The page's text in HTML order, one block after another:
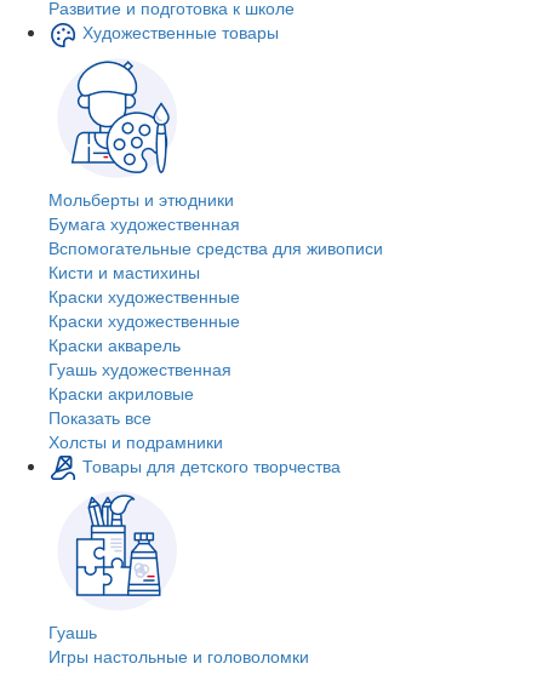
Развитие и подготовка к школе
Художественные товары
Мольберты и этюдники
Бумага художественная
Вспомогательные средства для живописи
Кисти и мастихины
Краски художественные
Краски художественные
Краски акварель
Гуашь художественная
Краски акриловые
Показать все
Холсты и подрамники
Товары для детского творчества
Гуашь
Игры настольные и головоломки